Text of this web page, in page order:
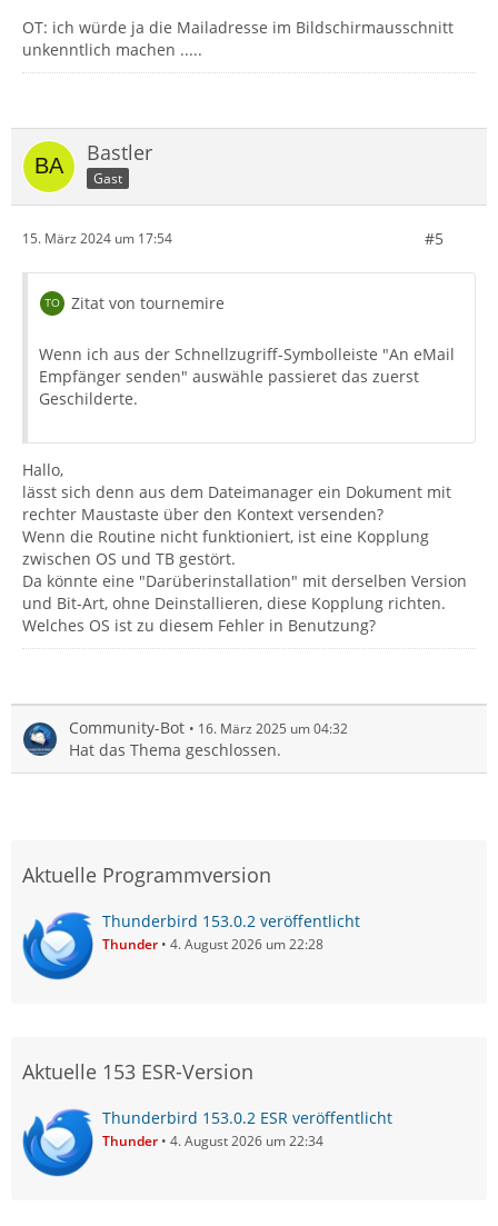
OT: ich würde ja die Mailadresse im Bildschirmausschnitt
unkenntlich machen .....
Bastler
Gast
15. März 2024 um 17:54 #5
Zitat von tournemire
Wenn ich aus der Schnellzugriff-Symbolleiste "An eMail
Empfänger senden" auswähle passieret das zuerst
Geschilderte.
Hallo,
lässt sich denn aus dem Dateimanager ein Dokument mit
rechter Maustaste über den Kontext versenden?
Wenn die Routine nicht funktioniert, ist eine Kopplung
zwischen OS und TB gestört.
Da könnte eine "Darüberinstallation" mit derselben Version
und Bit-Art, ohne Deinstallieren, diese Kopplung richten.
Welches OS ist zu diesem Fehler in Benutzung?
Community-Bot 16. März 2025 um 04:32
Hat das Thema geschlossen.
Aktuelle Programmversion
Thunderbird 153.0.2 veröffentlicht
Thunder 4. August 2026 um 22:28
Aktuelle 153 ESR-Version
Thunderbird 153.0.2 ESR veröffentlicht
Thunder 4. August 2026 um 22:34